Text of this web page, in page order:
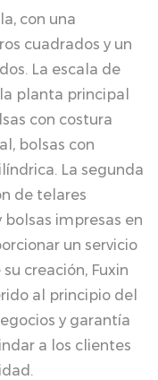
con una
cuadrados y un
La escala de
planta principal
con costura
bolsas con
La segunda
de telares
impresas en
un servicio
creación, Fuxin
al principio del
y garantía
a los clientes